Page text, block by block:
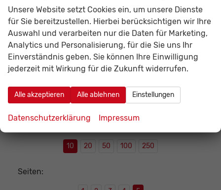
142498
Automatik
Kraftstoff
Benzin Außenfarbe
Magnetic Grau Metallic (S7)
150 kW (204 PS)
20 km
01.05.2026
40.133,– €
incl. 19% MwSt.
Details
CO2-Klasse:
CO2-Emissionen:174,00 g/km
10 20 50 100 250
Seiten:
Unsere Website setzt Cookies ein, um unsere Dienste
für Sie bereitzustellen. Hierbei berücksichtigen wir Ihre
Auswahl und verarbeiten nur die Daten für Marketing,
Analytics und Personalisierung, für die Sie uns Ihr
Einverständnis geben. Sie können Ihre Einwilligung
jederzeit mit Wirkung für die Zukunft widerrufen.
Alle akzeptieren Alle ablehnen Einstellungen
Datenschutzerklärung Impressum